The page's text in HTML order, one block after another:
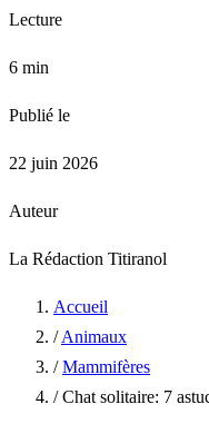
Lecture
6 min
Publié le
22 juin 2026
Auteur
La Rédaction Titiranol
Accueil
/ Animaux
/ Mammifères
/ Chat solitaire: 7